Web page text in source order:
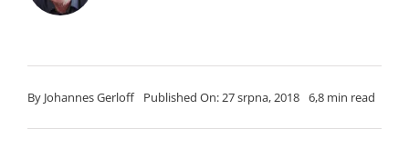
By Johannes Gerloff Published On: 27 srpna, 2018 6,8 min read